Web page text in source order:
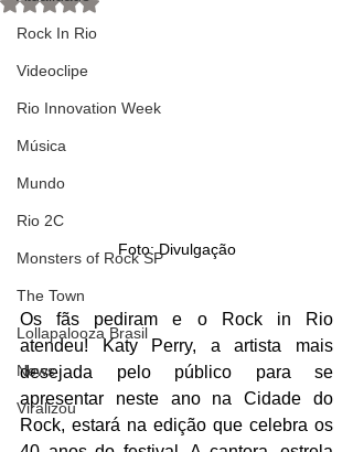
Rock In Rio
Videoclipe
Rio Innovation Week
Música
Mundo
Rio 2C
Monsters of Rock SP
The Town
Lollapalooza Brasil
News
Viralizou
Foto: Divulgação
Os fãs pediram e o Rock in Rio
atendeu! Katy Perry, a artista mais
desejada pelo público para se
apresentar neste ano na Cidade do
Rock, estará na edição que celebra os